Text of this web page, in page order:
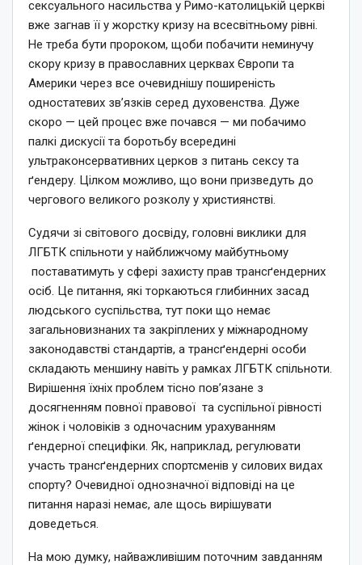
сексуального насильства у Римо-католицькій церкві
вже загнав її у жорстку кризу на всесвітньому рівні.
Не треба бути пророком, щоби побачити неминучу
скору кризу в православних церквах Європи та
Америки через все очевиднішу поширеність
одностатевих зв’язків серед духовенства. Дуже
скоро — цей процес вже почався — ми побачимо
палкі дискусії та боротьбу всередині
ультраконсервативних церков з питань сексу та
ґендеру. Цілком можливо, що вони призведуть до
чергового великого розколу у християнстві.
Судячи зі світового досвіду, головні виклики для
ЛГБТК спільноти у найближчому майбутньому
поставатимуть у сфері захисту прав трансґендерних
осіб. Це питання, які торкаються глибинних засад
людського суспільства, тут поки що немає
загальновизнаних та закріплених у міжнародному
законодавстві стандартів, а трансґендерні особи
складають меншину навіть у рамках ЛГБТК спільноти.
Вирішення їхніх проблем тісно пов’язане з
досягненням повної правової та суспільної рівності
жінок і чоловіків з одночасним урахуванням
ґендерної специфіки. Як, наприклад, регулювати
участь трансґендерних спортсменів у силових видах
спорту? Очевидної однозначної відповіді на це
питання наразі немає, але щось вирішувати
доведеться.
На мою думку, найважливішим поточним завданням